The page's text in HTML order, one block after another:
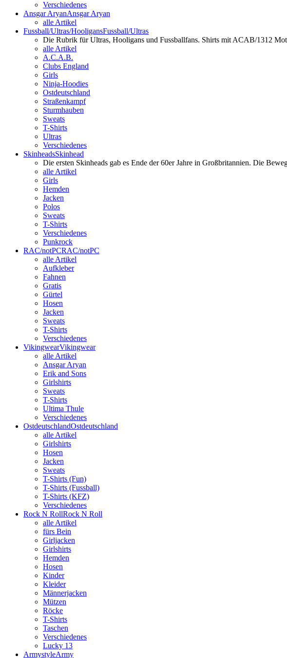
Verschiedenes
Ansgar AryanAnsgar Aryan
alle Artikel
Fussball/Ultras/HooligansFussball/Ultras
Die Rubrik für Ultras, Hooligans und Fussballfans. Shirts mit ACAB/1312
alle Artikel
A.C.A.B.
Clubs England
Girls
Ninja-Hoodies
Ostdeutschland
Straßenkampf
Sturmhauben
Sweats
T-Shirts
Ultras
Verschiedenes
SkinheadsSkinhead
Die ersten Skinheads gab es Ende der 60er Jahre in Großbritannien. Die
alle Artikel
Girls
Hemden
Jacken
Polos
Sweats
T-Shirts
Verschiedenes
Punkrock
RAC/notPCRAC/notPC
alle Artikel
Aufkleber
Fahnen
Gratis
Gürtel
Hosen
Jacken
Sweats
T-Shirts
Verschiedenes
VikingwearVikingwear
alle Artikel
Ansgar Aryan
Erik and Sons
Girlshirts
Sweats
T-Shirts
Ultima Thule
Verschiedenes
OstdeutschlandOstdeutschland
alle Artikel
Girlshirts
Hosen
Jacken
Sweats
T-Shirts (Fun)
T-Shirts (Fussball)
T-Shirts (KFZ)
Verschiedenes
Rock N RollRock N Roll
alle Artikel
fürs Bein
Girljacken
Girlshirts
Hemden
Hosen
Kinder
Kleider
Männerjacken
Mützen
Röcke
T-Shirts
Taschen
Verschiedenes
Lucky 13
ArmystyleArmy